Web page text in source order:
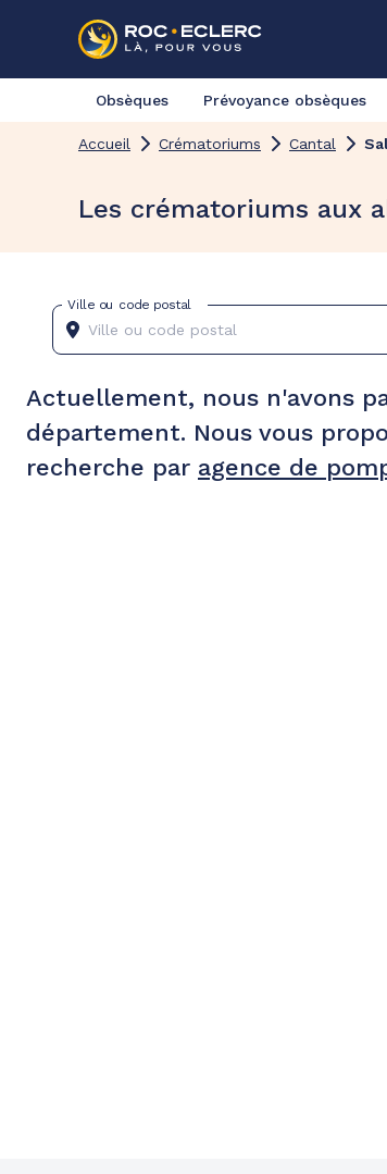
Obsèques Prévoyance obsèques
Accueil Crématoriums Cantal
Les crématoriums aux
Ville ou code postal
Actuellement, nous n'avons
département. Nous vous
recherche par agence de